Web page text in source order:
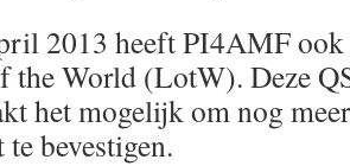
2013 heeft PI4AMF ook
the World (LotW). Deze
het mogelijk om nog
bevestigen.